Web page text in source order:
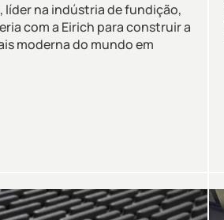
líder na indústria de fundição,
com a Eirich para construir a
moderna do mundo em